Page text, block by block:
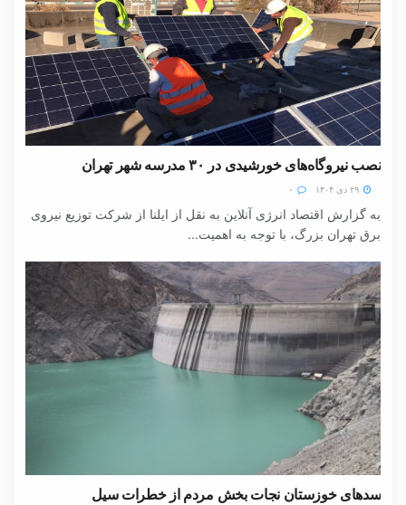
نصب نیروگاه‌های خورشیدی در ۳۰ مدرسه شهر تهران
به گزارش اقتصاد انرژی آنلاین به نقل از ایلنا از شرکت توزیع نیروی
برق تهران بزرگ، با توجه به اهمیت...
سدهای خوزستان نجات بخش مردم از خطرات سیل